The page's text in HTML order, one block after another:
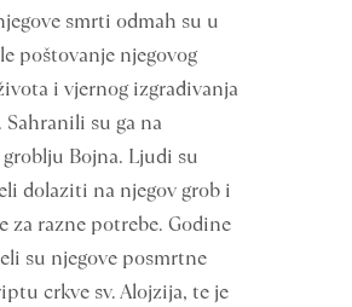
smrti odmah su u
poštovanje njegovog
i vjernog izgrađivanja
su ga na
Bojna. Ljudi su
dolaziti na njegov grob i
za razne potrebe. Godine
su njegove posmrtne
crkve sv. Alojzija, te je